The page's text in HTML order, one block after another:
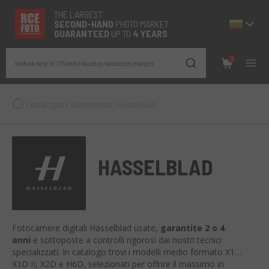
THE LARGEST
SECOND-HAND PHOTO MARKET
GUARANTEED UP TO 4 YEARS
Ieškok tarp 19.175 sertifikuotos naudotos įrangos
0
HASSELBLAD
Fotocamere digitali Hasselblad usate, garantite 2 o 4
anni e sottoposte a controlli rigorosi dai nostri tecnici
specializzati. In catalogo trovi i modelli medio formato X1D,
X1D II, X2D e H6D, selezionati per offrire il massimo in